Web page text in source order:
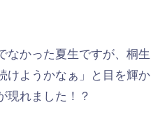
なかった夏生ですが、桐生
けようかなぁ」と目を輝か
現れました！？